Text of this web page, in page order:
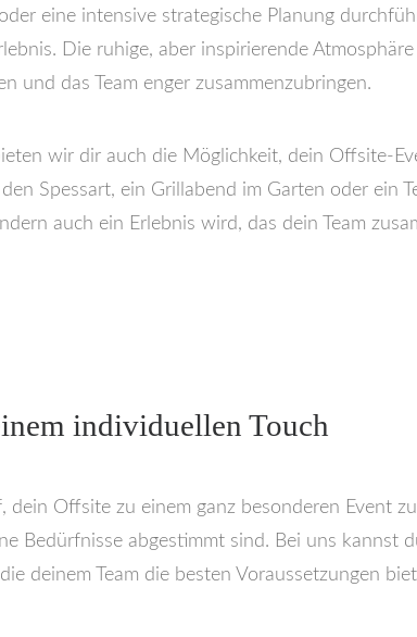
oder eine intensive strategische Planung
Die ruhige, aber inspirierende
und das Team enger zusammenzubringen.
wir dir auch die Möglichkeit, dein Offsite-
Spessart, ein Grillabend im Garten oder ein
auch ein Erlebnis wird, das dein Team
individuellen Touch
Offsite zu einem ganz besonderen Event
Bedürfnisse abgestimmt sind. Bei uns kannst
deinem Team die besten Voraussetzungen